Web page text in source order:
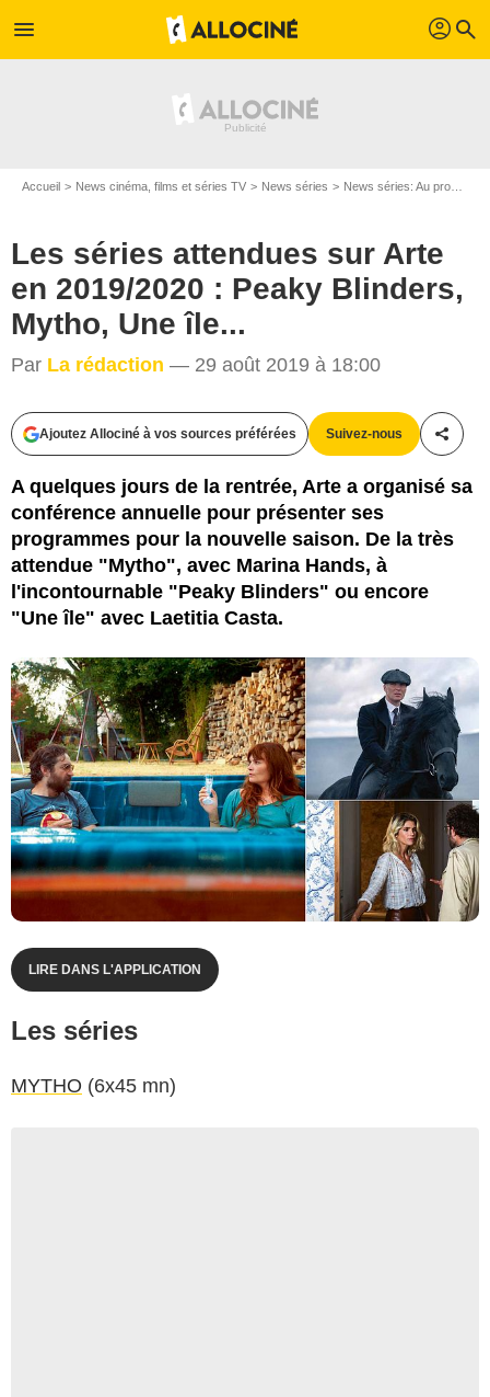
menu profil search
Accueil News cinéma, films et séries TV News séries News séries: Au programme
Les séries attendues sur Arte
en 2019/2020 : Peaky Blinders,
Mytho, Une île...
Par La rédaction — 29 août 2019 à 18:00
Ajoutez Allociné à vos sources préférées Suivez-nous
A quelques jours de la rentrée, Arte a organisé sa
conférence annuelle pour présenter ses
programmes pour la nouvelle saison. De la très
attendue "Mytho", avec Marina Hands, à
l'incontournable "Peaky Blinders" ou encore
"Une île" avec Laetitia Casta.
LIRE DANS L'APPLICATION
Les séries
MYTHO (6x45 mn)